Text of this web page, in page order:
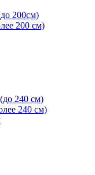
200см)
200 см)
240 см)
240 см)